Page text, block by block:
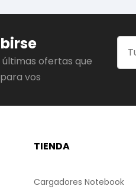
últimas ofertas que
vos
TIENDA
Cargadores Notebook